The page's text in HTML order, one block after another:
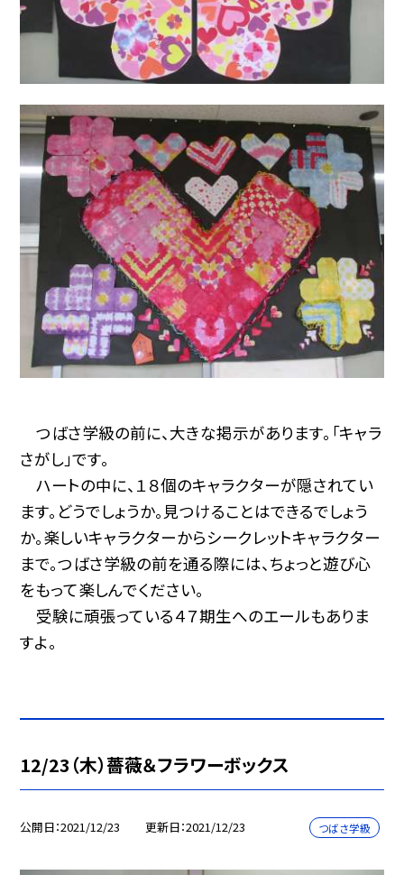
つばさ学級の前に、大きな掲示があります。「キャラ
さがし」です。
ハートの中に、１８個のキャラクターが隠されてい
ます。どうでしょうか。見つけることはできるでしょう
か。楽しいキャラクターからシークレットキャラクター
まで。つばさ学級の前を通る際には、ちょっと遊び心
をもって楽しんでください。
受験に頑張っている４７期生へのエールもありま
すよ。
12/23（木）薔薇＆フラワーボックス
公開日 2021/12/23 更新日 2021/12/23 つばさ学級